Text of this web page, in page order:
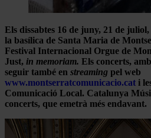
Els dissabtes 16 de juny, 21 de juliol,
la basílica de Santa Maria de
Festival Internacional Orgue de
Just, in memoriam. Els concerts,
seguir també en streaming pel web
www.montserratcomunicacio.cat i
Comunicació Local. Catalunya
concerts, que emetrà més endavant.